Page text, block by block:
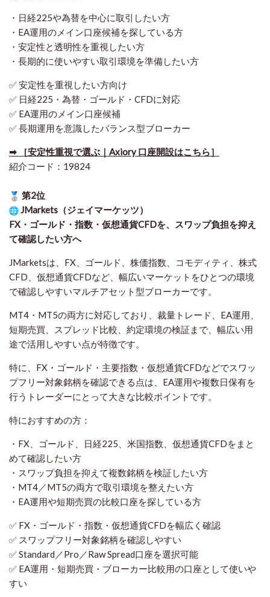
・日経225や為替を中心に取引したい方
・EA運用のメイン口座候補を探している方
・安定性と透明性を重視したい方
・長期的に使いやすい取引環境を準備したい方
✅ 安定性を重視したい方向け
✅ 日経225・為替・ゴールド・CFDに対応
✅ EA運用のメイン口座候補
✅ 長期運用を意識したバランス型ブローカー
➡ ［安定性重視で選ぶ｜Axiory 口座開設はこちら］
紹介コード：19824
第2位
JMarkets（ジェイマーケッツ）
FX・ゴールド・指数・仮想通貨CFDを、スワップ負担を抑え
て確認したい方へ
JMarketsは、FX、ゴールド、株価指数、コモディティ、株式
CFD、仮想通貨CFDなど、幅広いマーケットをひとつの環境
で確認しやすいマルチアセット型ブローカーです。
MT4・MT5の両方に対応しており、裁量トレード、EA運用、
短期売買、スプレッド比較、約定環境の検証まで、幅広い用
途で活用しやすい点が特徴です。
特に、FX・ゴールド・主要指数・仮想通貨CFDなどでスワッ
プフリー対象銘柄を確認できる点は、EA運用や複数日保有を
行うトレーダーにとって大きな比較ポイントです。
特におすすめの方：
・FX、ゴールド、日経225、米国指数、仮想通貨CFDをまと
めて確認したい方
・スワップ負担を抑えて複数銘柄を検証したい方
・MT4／MT5の両方で取引環境を整えたい方
・EA運用や短期売買の比較口座を探している方
✅ FX・ゴールド・指数・仮想通貨CFDを幅広く確認
✅ スワップフリー対象銘柄を確認しやすい
✅ Standard／Pro／Raw Spread口座を選択可能
✅ EA運用・短期売買・ブローカー比較用の口座として使いや
すい